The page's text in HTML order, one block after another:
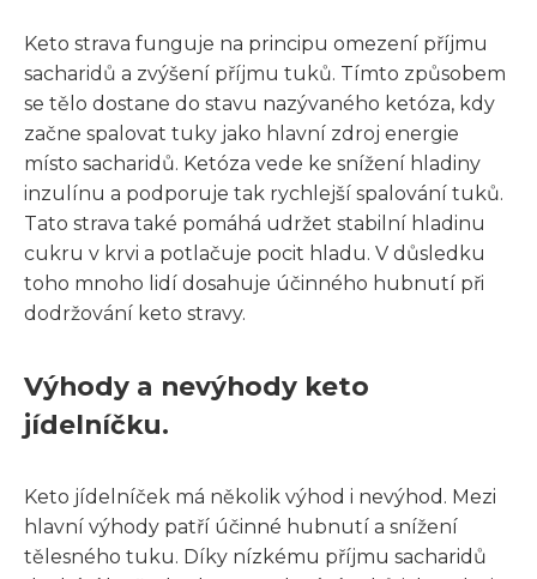
Keto strava funguje na principu omezení příjmu
sacharidů a zvýšení příjmu tuků. Tímto způsobem
se tělo dostane do stavu nazývaného ketóza, kdy
začne spalovat tuky jako hlavní zdroj energie
místo sacharidů. Ketóza vede ke snížení hladiny
inzulínu a podporuje tak rychlejší spalování tuků.
Tato strava také pomáhá udržet stabilní hladinu
cukru v krvi a potlačuje pocit hladu. V důsledku
toho mnoho lidí dosahuje účinného hubnutí při
dodržování keto stravy.
Výhody a nevýhody keto
jídelníčku.
Keto jídelníček má několik výhod i nevýhod. Mezi
hlavní výhody patří účinné hubnutí a snížení
tělesného tuku. Díky nízkému příjmu sacharidů